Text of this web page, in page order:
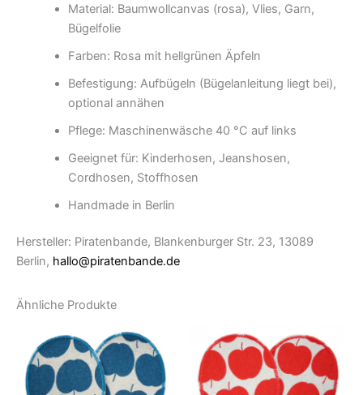
Material: Baumwollcanvas (rosa), Vlies, Garn,
Bügelfolie
Farben: Rosa mit hellgrünen Äpfeln
Befestigung: Aufbügeln (Bügelanleitung liegt bei),
optional annähen
Pflege: Maschinenwäsche 40 °C auf links
Geeignet für: Kinderhosen, Jeanshosen,
Cordhosen, Stoffhosen
Handmade in Berlin
Hersteller: Piratenbande, Blankenburger Str. 23, 13089
Berlin, hallo@piratenbande.de
Ähnliche Produkte